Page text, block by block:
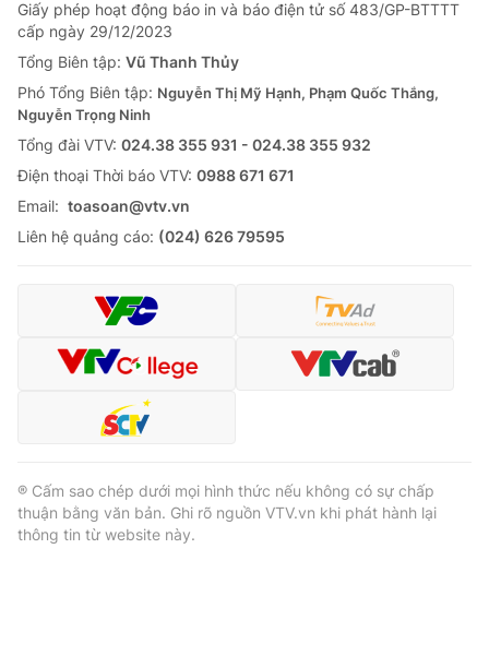
Giấy phép hoạt động báo in và báo điện tử số 483/GP-BTTTT
cấp ngày 29/12/2023
Tổng Biên tập: Vũ Thanh Thủy
Phó Tổng Biên tập: Nguyễn Thị Mỹ Hạnh, Phạm Quốc Thắng,
Nguyễn Trọng Ninh
Tổng đài VTV: 024.38 355 931 - 024.38 355 932
Ðiện thoại Thời báo VTV: 0988 671 671
Email: toasoan@vtv.vn
Liên hệ quảng cáo: (024) 626 79595
® Cấm sao chép dưới mọi hình thức nếu không có sự chấp
thuận bằng văn bản. Ghi rõ nguồn VTV.vn khi phát hành lại
thông tin từ website này.